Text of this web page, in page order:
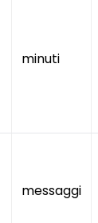
minuti
messaggi